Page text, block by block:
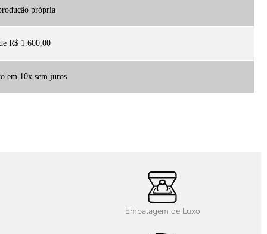
própria
R$ 1.600,00
em 10x sem juros
Embalagem de Luxo